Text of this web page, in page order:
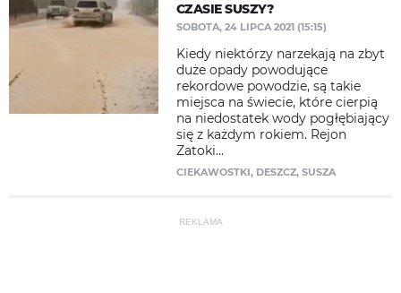
CZASIE SUSZY?
SOBOTA, 24 LIPCA 2021 (15:15)
Kiedy niektórzy narzekają na zbyt
duże opady powodujące
rekordowe powodzie, są takie
miejsca na świecie, które cierpią
na niedostatek wody pogłębiający
się z każdym rokiem. Rejon
Zatoki...
CIEKAWOSTKI, DESZCZ, SUSZA
REKLAMA